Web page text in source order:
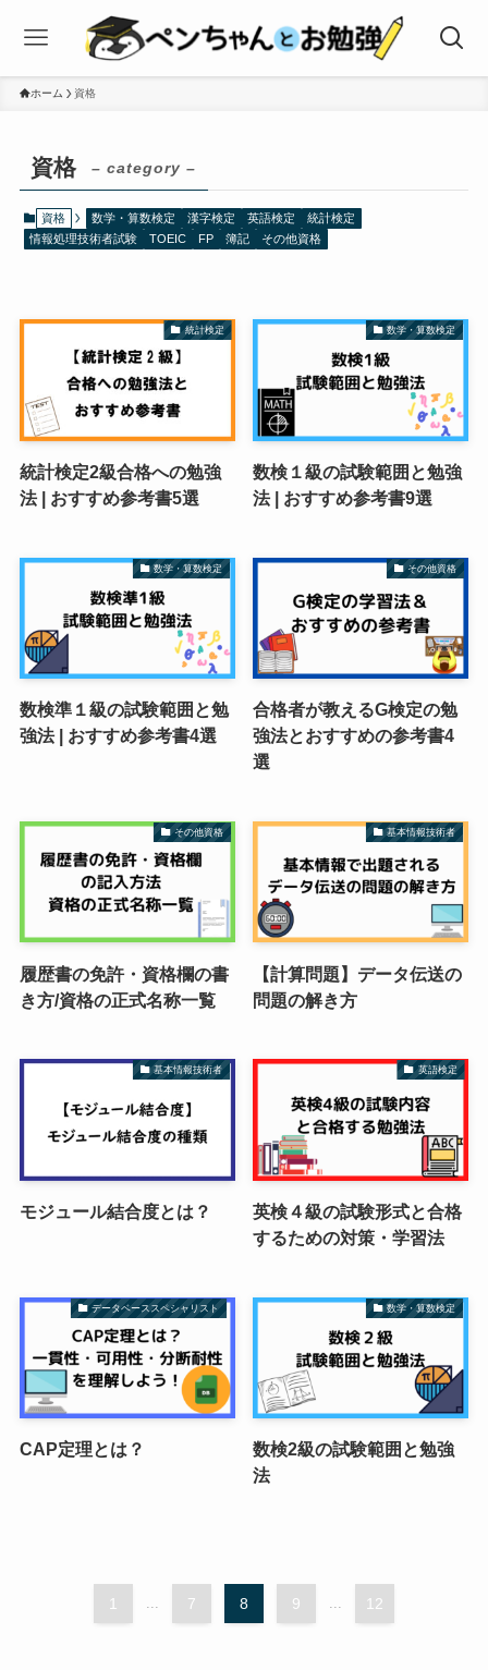
ホーム 資格
資格 – category –
資格 数学・算数検定 漢字検定 英語検定
統計検定
情報処理技術者試験
TOEIC FP 簿記 その他資格
統計検定
統計検定2級合格への勉強
法 | おすすめ参考書5選
数学・算数検定
数検１級の試験範囲と勉強
法 | おすすめ参考書9選
数学・算数検定
数検準１級の試験範囲と勉
強法 | おすすめ参考書4選
その他資格
合格者が教えるG検定の勉
強法とおすすめの参考書4
選
その他資格
履歴書の免許・資格欄の書
き方/資格の正式名称一覧
基本情報技術者
【計算問題】データ伝送の
問題の解き方
基本情報技術者
モジュール結合度とは？
英語検定
英検４級の試験形式と合格
するための対策・学習法
データベーススペシャリスト
CAP定理とは？
数学・算数検定
数検2級の試験範囲と勉強
法
1 7 8 9 12